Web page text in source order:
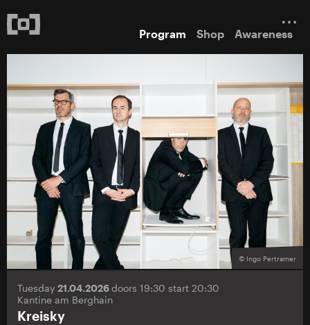
Program Shop Awareness
© Ingo Pertramer
Tuesday 21.04.2026doors 19:30 start 20:30
Kantine am Berghain
Kreisky